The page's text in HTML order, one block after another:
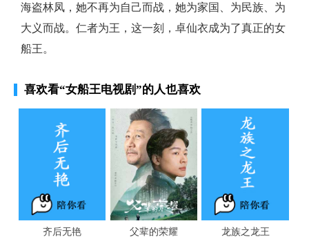
海盗林凤，她不再为自己而战，她为家国、为民族、为
大义而战。仁者为王，这一刻，卓仙衣成为了真正的女
船王。
喜欢看“女船王电视剧”的人也喜欢
齐后无艳 父辈的荣耀 龙族之龙王